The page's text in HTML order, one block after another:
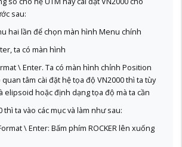
sau:
hai lần để chọn màn hình Menu chính
ta có màn hình
\ Enter. Ta có màn hình chỉnh Position
quan tâm cài đặt hệ tọa độ VN2000 thì ta tùy
elipsoid hoặc định dạng tọa độ mà ta cần
thì ta vào các mục và làm như sau:
\ Enter: Bấm phím ROCKER lên xuống